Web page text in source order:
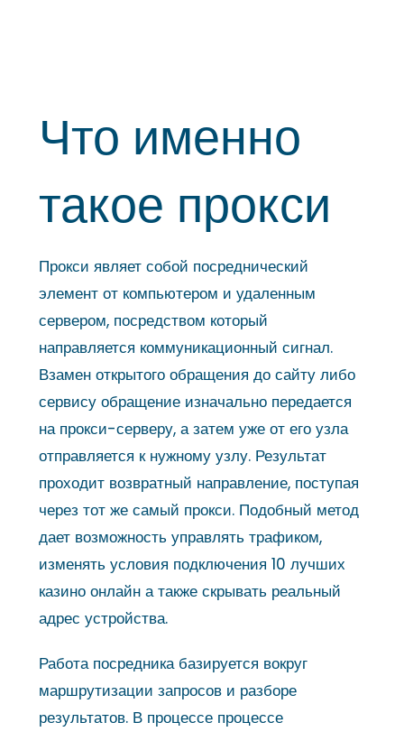
Что именно
такое прокси
Прокси являет собой посреднический
элемент от компьютером и удаленным
сервером, посредством который
направляется коммуникационный сигнал.
Взамен открытого обращения до сайту либо
сервису обращение изначально передается
на прокси-серверу, а затем уже от его узла
отправляется к нужному узлу. Результат
проходит возвратный направление, поступая
через тот же самый прокси. Подобный метод
дает возможность управлять трафиком,
изменять условия подключения 10 лучших
казино онлайн а также скрывать реальный
адрес устройства.
Работа посредника базируется вокруг
маршрутизации запросов и разборе
результатов. В процессе процессе